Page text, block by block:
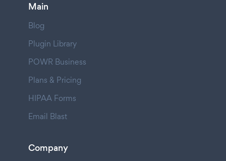
Main
Blog
Plugin Library
POWR Business
Plans & Pricing
HIPAA Forms
Email Blast
Company